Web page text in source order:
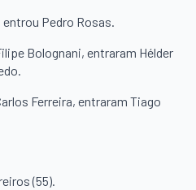
entrou Pedro Rosas.
Bolognani, entraram Hélder
Ferreira, entraram Tiago
(55).